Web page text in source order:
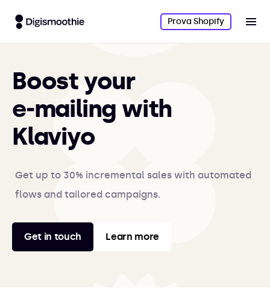
Prova Shopify
Boost your
e‑mailing with
Klaviyo
Get up to 30% incremental sales with automated
flows and tailored campaigns.
Get in touch Learn more